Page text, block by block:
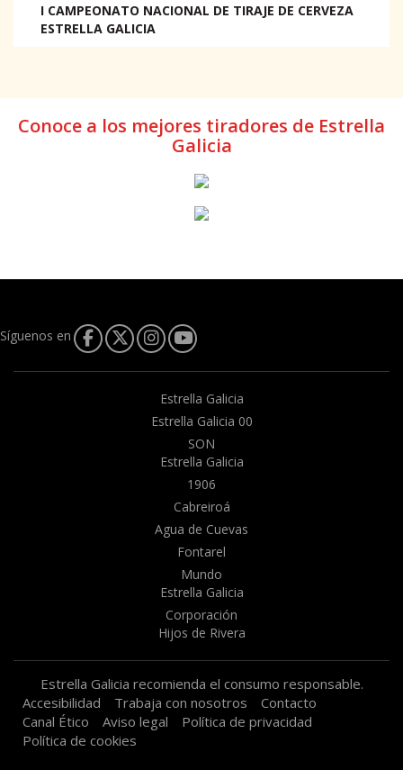
I CAMPEONATO NACIONAL DE TIRAJE DE CERVEZA
ESTRELLA GALICIA
Conoce a los mejores tiradores de Estrella
Galicia
Síguenos en
Estrella Galicia
Estrella Galicia 00
SON
Estrella Galicia
1906
Cabreiroá
Agua de Cuevas
Fontarel
Mundo
Estrella Galicia
Corporación
Hijos de Rivera
Estrella Galicia recomienda el consumo responsable.
Accesibilidad
Trabaja con nosotros
Contacto
Canal Ético
Aviso legal
Política de privacidad
Política de cookies